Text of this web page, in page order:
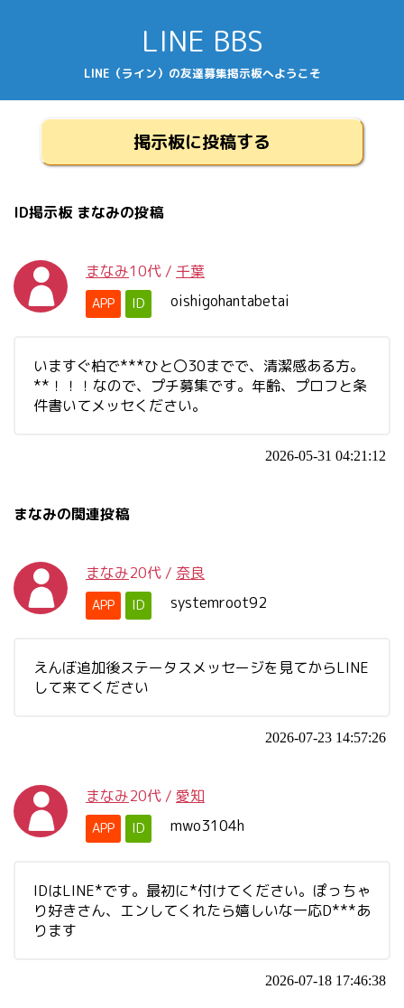
LINE BBS
LINE（ライン）の友達募集掲示板へようこそ
掲示板に投稿する
ID掲示板 まなみの投稿
まなみ10代 / 千葉
APP ID oishigohantabetai
いますぐ柏で***ひと〇30までで、清潔感ある方。
**！！！なので、プチ募集です。年齢、プロフと条
件書いてメッセください。
2026-05-31 04:21:12
まなみの関連投稿
まなみ20代 / 奈良
APP ID systemroot92
えんぼ追加後ステータスメッセージを見てからLINE
して来てください
2026-07-23 14:57:26
まなみ20代 / 愛知
APP ID mwo3104h
IDはLINE*です。最初に*付けてください。ぽっちゃ
り好きさん、エンしてくれたら嬉しいな一応D***あ
ります
2026-07-18 17:46:38